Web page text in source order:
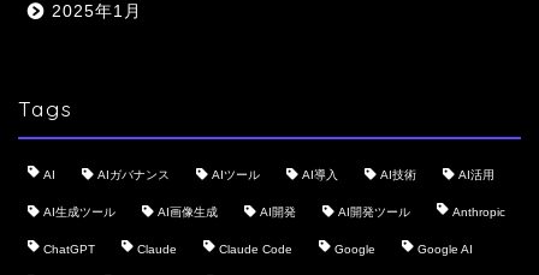
2025年1月
Tags
AI AIガバナンス AIツール AI導入 AI技術 AI活用
AI生成ツール AI画像生成 AI開発 AI開発ツール Anthropic
ChatGPT Claude Claude Code Google Google AI